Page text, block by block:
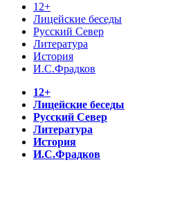
12+
Лицейские беседы
Русский Север
Литература
История
И.С.Фрадков
12+
Лицейские беседы
Русский Север
Литература
История
И.С.Фрадков